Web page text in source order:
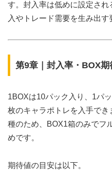
す。封入率は低めに設定さ
入やトレード需要を生み出す
第9章｜封入率・BOX期
1BOXは10パック入り、1パ
枚のキャラポトレを入手で
種のため、BOX1箱のみでフ
めです。
期待値の目安は以下。